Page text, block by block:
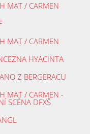
MAT / CARMEN
MAT / CARMEN
HYACINTA
Z BERGERACU
MAT / CARMEN -
SCÉNA DFXŠ